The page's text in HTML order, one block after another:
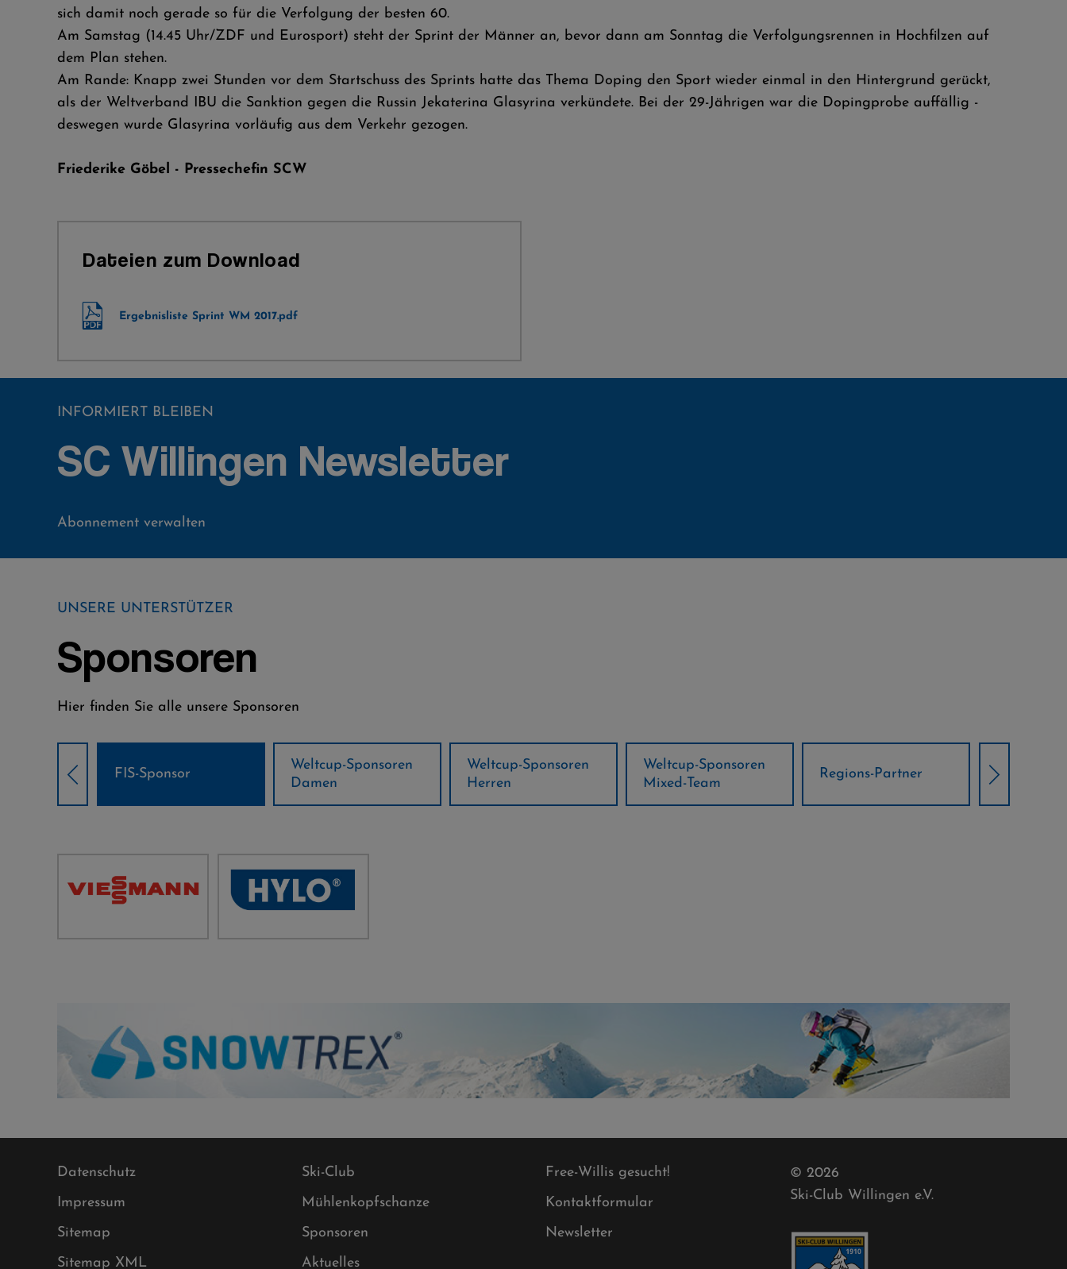
sich damit noch gerade so für die Verfolgung der besten 60.
Am Samstag (14.45 Uhr/ZDF und Eurosport) steht der Sprint der Männer an, bevor dann am Sonntag die Verfolgungsrennen in Hochfilzen auf
dem Plan stehen.
Am Rande: Knapp zwei Stunden vor dem Startschuss des Sprints hatte das Thema Doping den Sport wieder einmal in den Hintergrund gerückt,
als der Weltverband IBU die Sanktion gegen die Russin Jekaterina Glasyrina verkündete. Bei der 29-Jährigen war die Dopingprobe auffällig -
deswegen wurde Glasyrina vorläufig aus dem Verkehr gezogen.
Friederike Göbel - Pressechefin SCW
Dateien zum Download
Ergebnisliste Sprint WM 2017.pdf
INFORMIERT BLEIBEN
SC Willingen Newsletter
Abonnement verwalten
UNSERE UNTERSTÜTZER
Sponsoren
Hier finden Sie alle unsere Sponsoren
Weltcup-Sponsoren
Damen
Weltcup-Sponsoren
Herren
Weltcup-Sponsoren
Mixed-Team
Regions-Partner
Örtliche Weltcup-
Partner
Klima
Datenschutz
Impressum
Sitemap
Sitemap XML
Ski-Club
Mühlenkopfschanze
Sponsoren
Aktuelles
Free-Willis gesucht!
Kontaktformular
Newsletter
© 2026
Ski-Club Willingen e.V.